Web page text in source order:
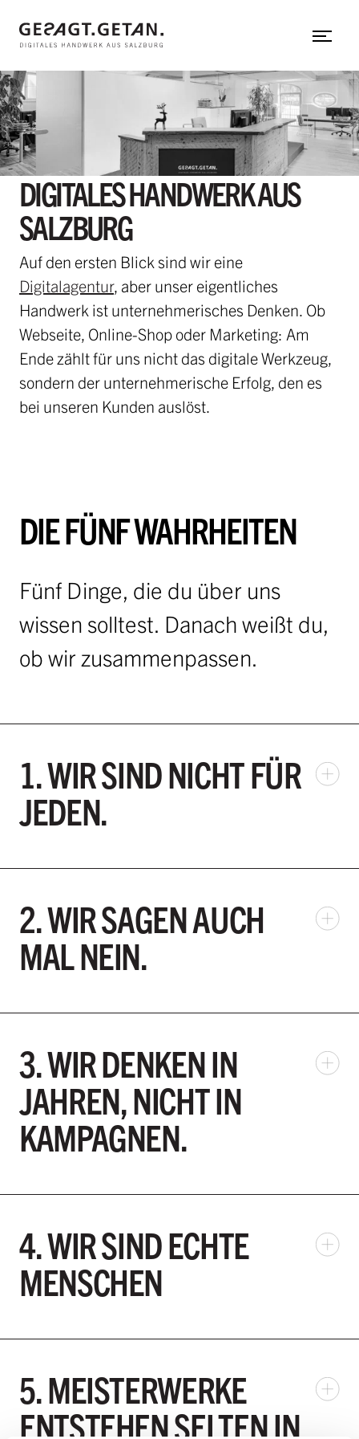
Zum Hauptinhalt
Neos CMS
untermenü einblenden
gesagt.getan.
In aller Kürze
Mit uns arbeiten
Referenzen
Hinter den Kulissen
Herzensprojekte
Jobs
Ausschreibungen
anfrage
DIGITALES HANDWERK AUS
SALZBURG
Auf den ersten Blick sind wir eine
Digitalagentur, aber unser eigentliches
Handwerk ist unternehmerisches Denken. Ob
Webseite, Online-Shop oder Marketing: Am
Ende zählt für uns nicht das digitale Werkzeug,
sondern der unternehmerische Erfolg, den es
bei unseren Kunden auslöst.
DIE FÜNF WAHRHEITEN
Fünf Dinge, die du über uns
wissen solltest. Danach weißt du,
ob wir zusammenpassen.
1. WIR SIND NICHT FÜR
JEDEN.
2. WIR SAGEN AUCH
MAL NEIN.
3. WIR DENKEN IN
JAHREN, NICHT IN
KAMPAGNEN.
4. WIR SIND ECHTE
MENSCHEN
5. MEISTERWERKE
ENTSTEHEN SELTEN IN